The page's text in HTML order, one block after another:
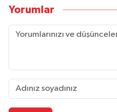
Yorumlar